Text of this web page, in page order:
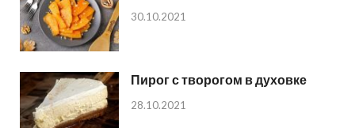
30.10.2021
Пирог с творогом в духовке
28.10.2021